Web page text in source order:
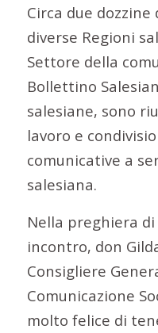
Circa due
diverse Regioni
Settore della
Bollettino
salesiane, sono
lavoro e
comunicative a
salesiana.
Nella preghiera
incontro, don
Consigliere
Comunicazione
molto felice di